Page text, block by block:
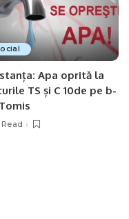
Apa oprită la
TS și C 10de pe b-
Read